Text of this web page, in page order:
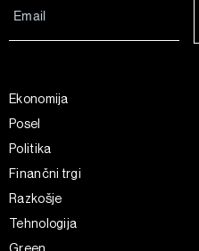
Ekonomija
Posel
Politika
Finančni trgi
Razkošje
Tehnologija
Green